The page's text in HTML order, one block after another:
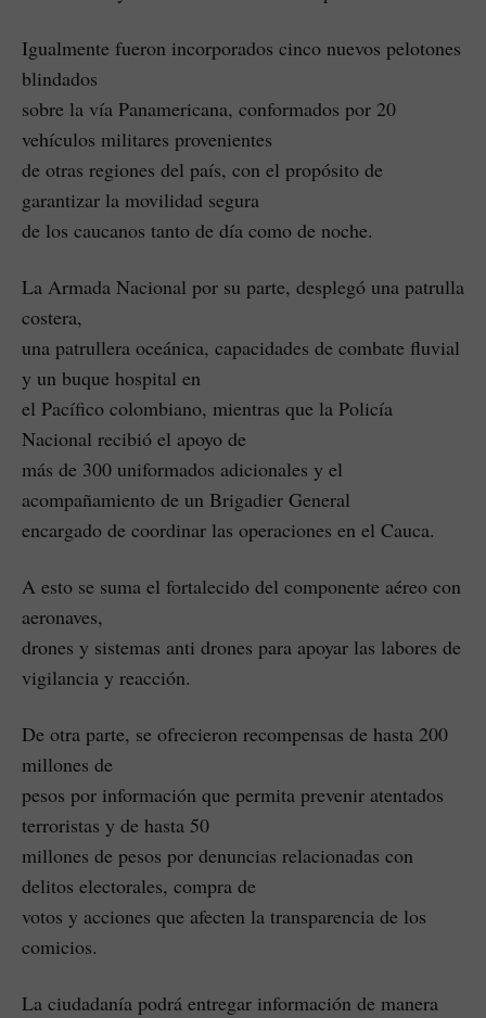
Igualmente fueron incorporados cinco nuevos pelotones
blindados
sobre la vía Panamericana, conformados por 20
vehículos militares provenientes
de otras regiones del país, con el propósito de
garantizar la movilidad segura
de los caucanos tanto de día como de noche.
La Armada Nacional por su parte, desplegó una patrulla
costera,
una patrullera oceánica, capacidades de combate fluvial
y un buque hospital en
el Pacífico colombiano, mientras que la Policía
Nacional recibió el apoyo de
más de 300 uniformados adicionales y el
acompañamiento de un Brigadier General
encargado de coordinar las operaciones en el Cauca.
A esto se suma el fortalecido del componente aéreo con
aeronaves,
drones y sistemas anti drones para apoyar las labores de
vigilancia y reacción.
De otra parte, se ofrecieron recompensas de hasta 200
millones de
pesos por información que permita prevenir atentados
terroristas y de hasta 50
millones de pesos por denuncias relacionadas con
delitos electorales, compra de
votos y acciones que afecten la transparencia de los
comicios.
La ciudadanía podrá entregar información de manera